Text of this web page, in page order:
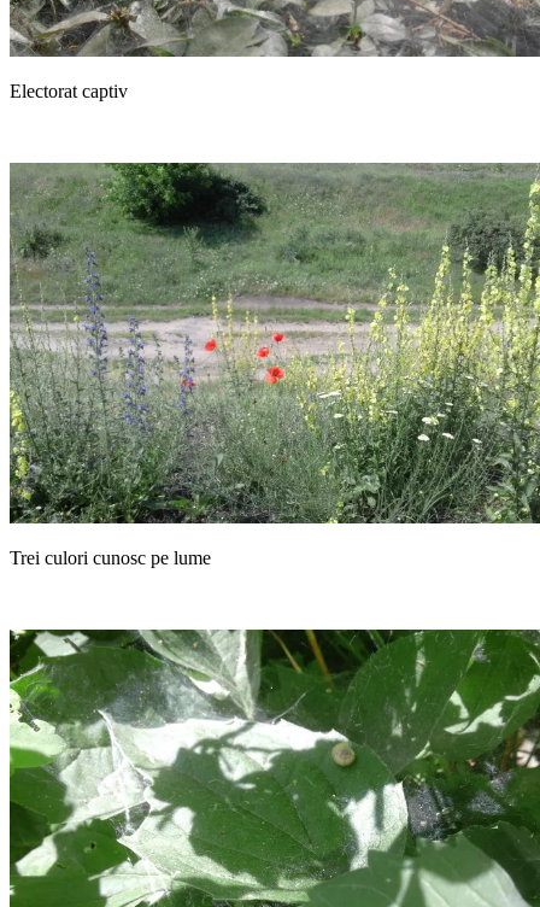
Electorat captiv
Trei culori cunosc pe lume